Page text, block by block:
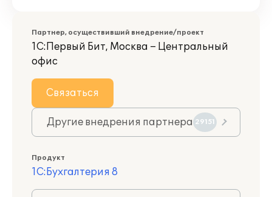
Партнер, осуществивший внедрение/проект
1С:Первый Бит, Москва – Центральный
офис
Связаться
Другие внедрения партнера 29151
Продукт
1С:Бухгалтерия 8